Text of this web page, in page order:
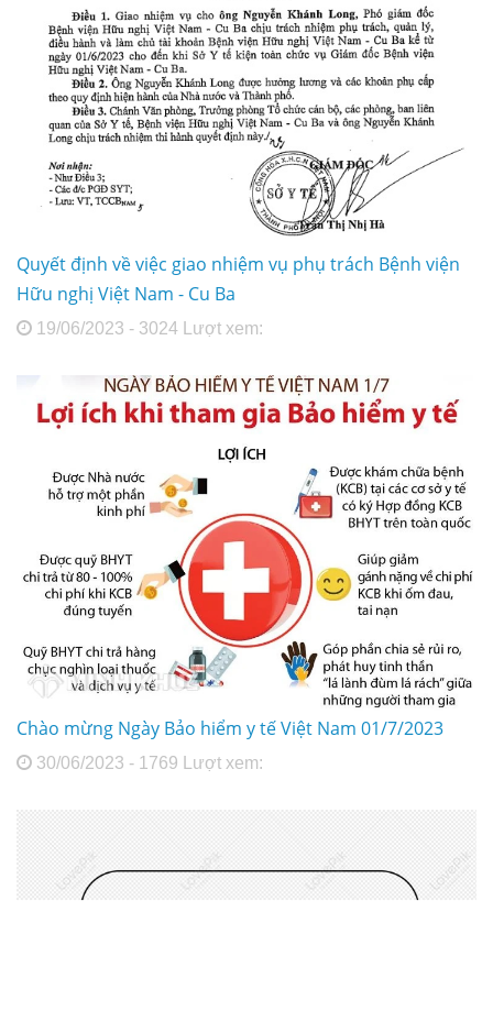
Quyết định về việc giao nhiệm vụ phụ trách Bệnh viện
Hữu nghị Việt Nam - Cu Ba
19/06/2023 - 3024 Lượt xem:
Chào mừng Ngày Bảo hiểm y tế Việt Nam 01/7/2023
30/06/2023 - 1769 Lượt xem: